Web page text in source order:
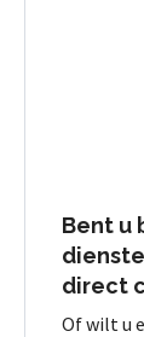
Bent u
direct
Of wilt u